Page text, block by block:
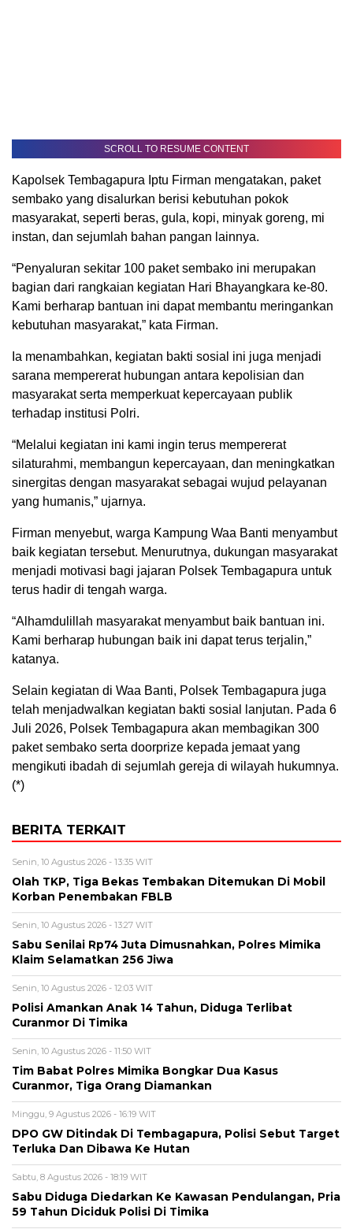
SCROLL TO RESUME CONTENT
Kapolsek Tembagapura Iptu Firman mengatakan, paket
sembako yang disalurkan berisi kebutuhan pokok
masyarakat, seperti beras, gula, kopi, minyak goreng, mi
instan, dan sejumlah bahan pangan lainnya.
“Penyaluran sekitar 100 paket sembako ini merupakan
bagian dari rangkaian kegiatan Hari Bhayangkara ke-80.
Kami berharap bantuan ini dapat membantu meringankan
kebutuhan masyarakat,” kata Firman.
Ia menambahkan, kegiatan bakti sosial ini juga menjadi
sarana mempererat hubungan antara kepolisian dan
masyarakat serta memperkuat kepercayaan publik
terhadap institusi Polri.
“Melalui kegiatan ini kami ingin terus mempererat
silaturahmi, membangun kepercayaan, dan meningkatkan
sinergitas dengan masyarakat sebagai wujud pelayanan
yang humanis,” ujarnya.
Firman menyebut, warga Kampung Waa Banti menyambut
baik kegiatan tersebut. Menurutnya, dukungan masyarakat
menjadi motivasi bagi jajaran Polsek Tembagapura untuk
terus hadir di tengah warga.
“Alhamdulillah masyarakat menyambut baik bantuan ini.
Kami berharap hubungan baik ini dapat terus terjalin,”
katanya.
Selain kegiatan di Waa Banti, Polsek Tembagapura juga
telah menjadwalkan kegiatan bakti sosial lanjutan. Pada 6
Juli 2026, Polsek Tembagapura akan membagikan 300
paket sembako serta doorprize kepada jemaat yang
mengikuti ibadah di sejumlah gereja di wilayah hukumnya.
(*)
BERITA TERKAIT
Senin, 10 Agustus 2026 - 13:35 WIT
Olah TKP, Tiga Bekas Tembakan Ditemukan Di Mobil
Korban Penembakan FBLB
Senin, 10 Agustus 2026 - 13:27 WIT
Sabu Senilai Rp74 Juta Dimusnahkan, Polres Mimika
Klaim Selamatkan 256 Jiwa
Senin, 10 Agustus 2026 - 12:03 WIT
Polisi Amankan Anak 14 Tahun, Diduga Terlibat
Curanmor Di Timika
Senin, 10 Agustus 2026 - 11:50 WIT
Tim Babat Polres Mimika Bongkar Dua Kasus
Curanmor, Tiga Orang Diamankan
Minggu, 9 Agustus 2026 - 16:19 WIT
DPO GW Ditindak Di Tembagapura, Polisi Sebut Target
Terluka Dan Dibawa Ke Hutan
Sabtu, 8 Agustus 2026 - 18:19 WIT
Sabu Diduga Diedarkan Ke Kawasan Pendulangan, Pria
59 Tahun Diciduk Polisi Di Timika